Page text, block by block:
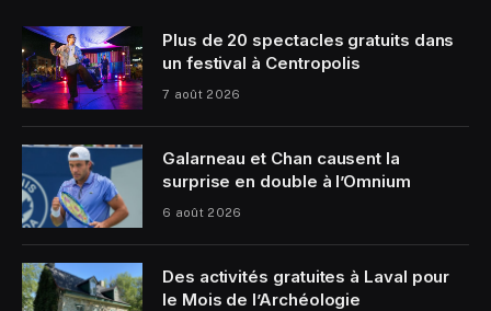
Plus de 20 spectacles gratuits dans
un festival à Centropolis
7 août 2026
Galarneau et Chan causent la
surprise en double à l’Omnium
6 août 2026
Des activités gratuites à Laval pour
le Mois de l’Archéologie